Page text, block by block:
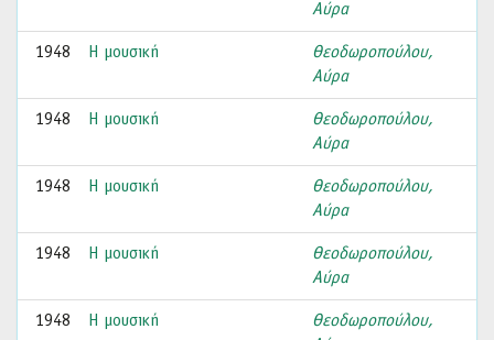
Αύρα
1948 Η μουσική
Θεοδωροπούλου,
Αύρα
1948 Η μουσική
Θεοδωροπούλου,
Αύρα
1948 Η μουσική
Θεοδωροπούλου,
Αύρα
1948 Η μουσική
Θεοδωροπούλου,
Αύρα
1948 Η μουσική
Θεοδωροπούλου,